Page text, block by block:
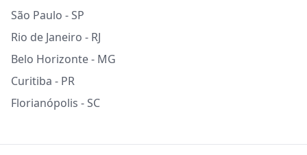
São Paulo - SP
Rio de Janeiro - RJ
Belo Horizonte - MG
Curitiba - PR
Florianópolis - SC